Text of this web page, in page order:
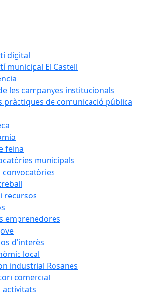
digital
municipal El Castell
les campanyes institucionals
pràctiques de comunicació pública
feina
municipals
convocatòries
recursos
emprenedores
d'interès
local
industrial Rosanes
comercial
activitats